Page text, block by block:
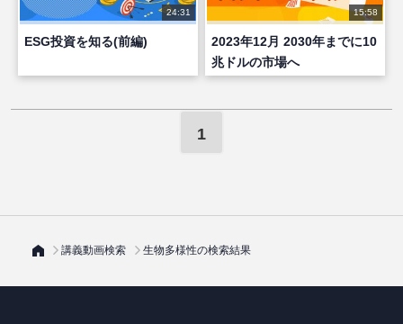
24:31
ESG投資を知る(前編)
15:58
2023年12月 2030年までに10
兆ドルの市場へ
1
講義動画検索 生物多様性の検索結果